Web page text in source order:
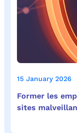
15 January 2026
Former les
sites